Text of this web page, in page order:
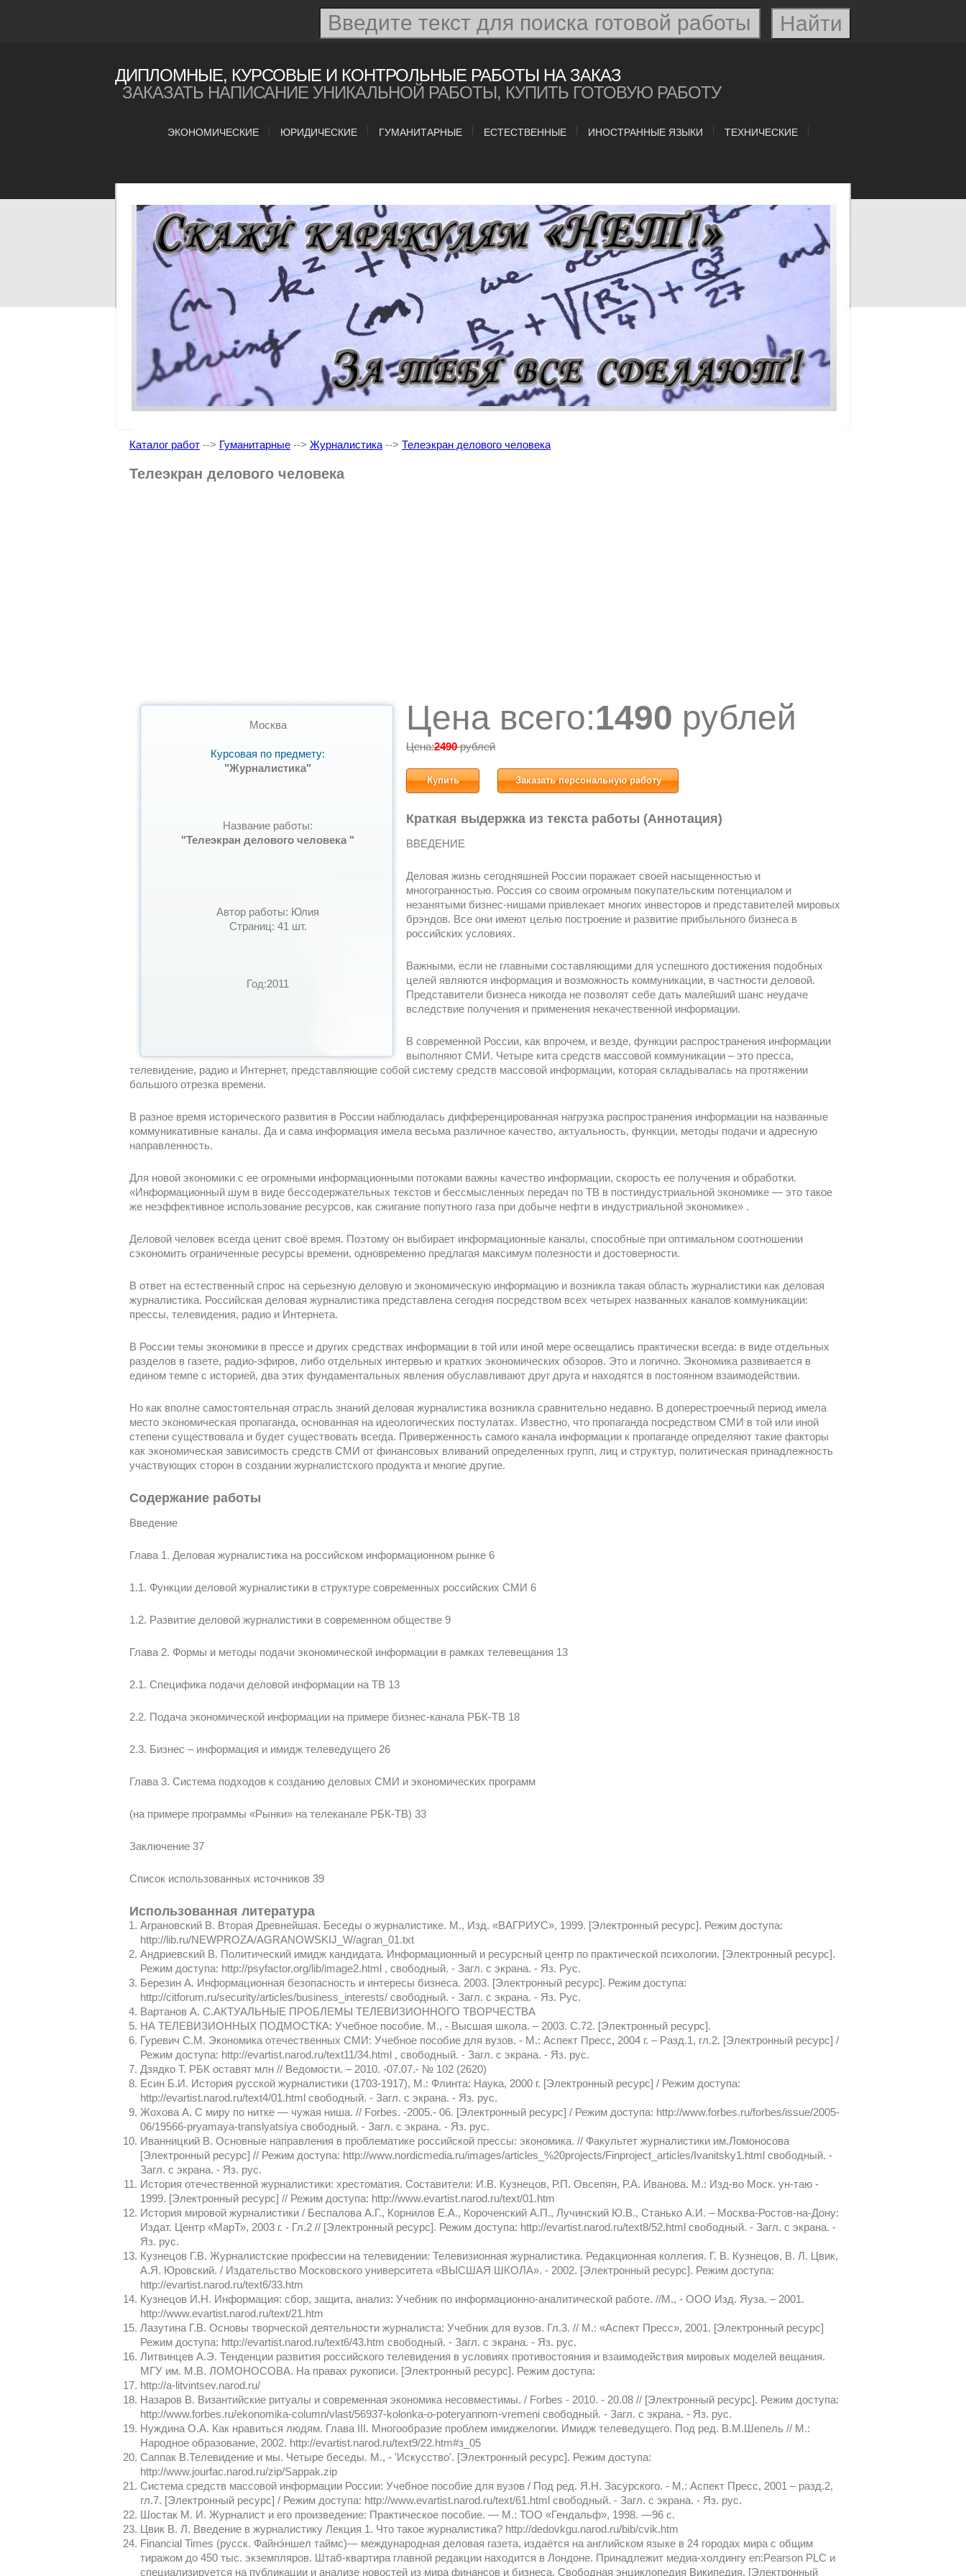
ДИПЛОМНЫЕ, КУРСОВЫЕ И КОНТРОЛЬНЫЕ РАБОТЫ НА ЗАКАЗ
ЗАКАЗАТЬ НАПИСАНИЕ УНИКАЛЬНОЙ РАБОТЫ, КУПИТЬ ГОТОВУЮ РАБОТУ
ЭКОНОМИЧЕСКИЕ ЮРИДИЧЕСКИЕ ГУМАНИТАРНЫЕ ЕСТЕСТВЕННЫЕ ИНОСТРАННЫЕ ЯЗЫКИ ТЕХНИЧЕСКИЕ
Каталог работ --> Гуманитарные --> Журналистика --> Телеэкран делового человека
Телеэкран делового человека
Москва
Курсовая по предмету:
"Журналистика"
Название работы:
"Телеэкран делового человека "
Автор работы: Юлия
Страниц: 41 шт.
Год:2011
Цена всего:1490 рублей
Цена:2490рублей
Купить Заказать персональную работу
Краткая выдержка из текста работы (Аннотация)
ВВЕДЕНИЕ
Деловая жизнь сегодняшней России поражает своей насыщенностью и
многогранностью. Россия со своим огромным покупательским потенциалом и
незанятыми бизнес-нишами привлекает многих инвесторов и представителей мировых
брэндов. Все они имеют целью построение и развитие прибыльного бизнеса в
российских условиях.
Важными, если не главными составляющими для успешного достижения подобных
целей являются информация и возможность коммуникации, в частности деловой.
Представители бизнеса никогда не позволят себе дать малейший шанс неудаче
вследствие получения и применения некачественной информации.
В современной России, как впрочем, и везде, функции распространения информации
выполняют СМИ. Четыре кита средств массовой коммуникации – это пресса,
телевидение, радио и Интернет, представляющие собой систему средств массовой информации, которая складывалась на протяжении
большого отрезка времени.
В разное время исторического развития в России наблюдалась дифференцированная нагрузка распространения информации на названные
коммуникативные каналы. Да и сама информация имела весьма различное качество, актуальность, функции, методы подачи и адресную
направленность.
Для новой экономики с ее огромными информационными потоками важны качество информации, скорость ее получения и обработки.
«Информационный шум в виде бессодержательных текстов и бессмысленных передач по ТВ в постиндустриальной экономике — это такое
же неэффективное использование ресурсов, как сжигание попутного газа при добыче нефти в индустриальной экономике» .
Деловой человек всегда ценит своё время. Поэтому он выбирает информационные каналы, способные при оптимальном соотношении
сэкономить ограниченные ресурсы времени, одновременно предлагая максимум полезности и достоверности.
В ответ на естественный спрос на серьезную деловую и экономическую информацию и возникла такая область журналистики как деловая
журналистика. Российская деловая журналистика представлена сегодня посредством всех четырех названных каналов коммуникации:
прессы, телевидения, радио и Интернета.
В России темы экономики в прессе и других средствах информации в той или иной мере освещались практически всегда: в виде отдельных
разделов в газете, радио-эфиров, либо отдельных интервью и кратких экономических обзоров. Это и логично. Экономика развивается в
едином темпе с историей, два этих фундаментальных явления обуславливают друг друга и находятся в постоянном взаимодействии.
Но как вполне самостоятельная отрасль знаний деловая журналистика возникла сравнительно недавно. В доперестроечный период имела
место экономическая пропаганда, основанная на идеологических постулатах. Известно, что пропаганда посредством СМИ в той или иной
степени существовала и будет существовать всегда. Приверженность самого канала информации к пропаганде определяют такие факторы
как экономическая зависимость средств СМИ от финансовых вливаний определенных групп, лиц и структур, политическая принадлежность
участвующих сторон в создании журналистского продукта и многие другие.
Содержание работы
Введение
Глава 1. Деловая журналистика на российском информационном рынке 6
1.1. Функции деловой журналистики в структуре современных российских СМИ 6
1.2. Развитие деловой журналистики в современном обществе 9
Глава 2. Формы и методы подачи экономической информации в рамках телевещания 13
2.1. Специфика подачи деловой информации на ТВ 13
2.2. Подача экономической информации на примере бизнес-канала РБК-ТВ 18
2.3. Бизнес – информация и имидж телеведущего 26
Глава 3. Система подходов к созданию деловых СМИ и экономических программ
(на примере программы «Рынки» на телеканале РБК-ТВ) 33
Заключение 37
Список использованных источников 39
Использованная литература
Аграновский В. Вторая Древнейшая. Беседы о журналистике. М., Изд. «ВАГРИУС», 1999. [Электронный ресурс]. Режим доступа:
http://lib.ru/NEWPROZA/AGRANOWSKIJ_W/agran_01.txt
Андриевский В. Политический имидж кандидата. Информационный и ресурсный центр по практической психологии. [Электронный ресурс].
Режим доступа: http://psyfactor.org/lib/image2.html , свободный. - Загл. с экрана. - Яз. Рус.
Березин А. Информационная безопасность и интересы бизнеса. 2003. [Электронный ресурс]. Режим доступа:
http://citforum.ru/security/articles/business_interests/ свободный. - Загл. с экрана. - Яз. Рус.
Вартанов А. С.АКТУАЛЬНЫЕ ПРОБЛЕМЫ ТЕЛЕВИЗИОННОГО ТВОРЧЕСТВА
НА ТЕЛЕВИЗИОННЫХ ПОДМОСТКА: Учебное пособие. М., - Высшая школа. – 2003. С.72. [Электронный ресурс].
Гуревич С.М. Экономика отечественных СМИ: Учебное пособие для вузов. - М.: Аспект Пресс, 2004 г. – Разд.1, гл.2. [Электронный ресурс] /
Режим доступа: http://evartist.narod.ru/text11/34.html , свободный. - Загл. с экрана. - Яз. рус.
Дзядко Т. РБК оставят млн // Ведомости. – 2010. -07.07.- № 102 (2620)
Есин Б.И. История русской журналистики (1703-1917), М.: Флинта: Наука, 2000 г. [Электронный ресурс] / Режим доступа:
http://evartist.narod.ru/text4/01.html свободный. - Загл. с экрана. - Яз. рус.
Жохова А. С миру по нитке — чужая ниша. // Forbes. -2005.- 06. [Электронный ресурс] / Режим доступа: http://www.forbes.ru/forbes/issue/2005-
06/19566-pryamaya-translyatsiya свободный. - Загл. с экрана. - Яз. рус.
Иванницкий В. Основные направления в проблематике российской прессы: экономика. // Факультет журналистики им.Ломоносова
[Электронный ресурс] // Режим доступа: http://www.nordicmedia.ru/images/articles_%20projects/Finproject_articles/Ivanitsky1.html свободный. -
Загл. с экрана. - Яз. рус.
История отечественной журналистики: хрестоматия. Составители: И.В. Кузнецов, Р.П. Овсепян, Р.А. Иванова. М.: Изд-во Моск. ун-таю -
1999. [Электронный ресурс] // Режим доступа: http://www.evartist.narod.ru/text/01.htm
История мировой журналистики / Беспалова А.Г., Корнилов Е.А., Короченский А.П., Лучинский Ю.В., Станько А.И. – Москва-Ростов-на-Дону:
Издат. Центр «МарТ», 2003 г. - Гл.2 // [Электронный ресурс]. Режим доступа: http://evartist.narod.ru/text8/52.html свободный. - Загл. с экрана. -
Яз. рус.
Кузнецов Г.В. Журналистские профессии на телевидении: Телевизионная журналистика. Редакционная коллегия. Г. В. Кузнецов, В. Л. Цвик,
А.Я. Юровский. / Издательство Московского университета «ВЫСШАЯ ШКОЛА». - 2002. [Электронный ресурс]. Режим доступа:
http://evartist.narod.ru/text6/33.htm
Кузнецов И.Н. Информация: сбор, защита, анализ: Учебник по информационно-аналитической работе. //М., - ООО Изд. Яуза. – 2001.
http://www.evartist.narod.ru/text/21.htm
Лазутина Г.В. Основы творческой деятельности журналиста: Учебник для вузов. Гл.3. // М.: «Аспект Пресс», 2001. [Электронный ресурс]
Режим доступа: http://evartist.narod.ru/text6/43.htm свободный. - Загл. с экрана. - Яз. рус.
Литвинцев А.Э. Тенденции развития российского телевидения в условиях противостояния и взаимодействия мировых моделей вещания.
МГУ им. М.В. ЛОМОНОСОВА. На правах рукописи. [Электронный ресурс]. Режим доступа:
http://a-litvintsev.narod.ru/
Назаров В. Византийские ритуалы и современная экономика несовместимы. / Forbes - 2010. - 20.08 // [Электронный ресурс]. Режим доступа:
http://www.forbes.ru/ekonomika-column/vlast/56937-kolonka-o-poteryannom-vremeni свободный. - Загл. с экрана. - Яз. рус.
Нуждина О.А. Как нравиться людям. Глава III. Многообразие проблем имиджелогии. Имидж телеведущего. Под ред. В.М.Шепель // М.:
Народное образование, 2002. http://evartist.narod.ru/text9/22.htm#з_05
Саппак В.Телевидение и мы. Четыре беседы. М., - 'Искусство'. [Электронный ресурс]. Режим доступа:
http://www.jourfac.narod.ru/zip/Sappak.zip
Система средств массовой информации России: Учебное пособие для вузов / Под ред. Я.Н. Засурского. - М.: Аспект Пресс, 2001 – разд.2,
гл.7. [Электронный ресурс] / Режим доступа: http://www.evartist.narod.ru/text/61.html свободный. - Загл. с экрана. - Яз. рус.
Шостак М. И. Журналист и его произведение: Практическое пособие. — М.: ТОО «Гендальф», 1998. —96 с.
Цвик В. Л. Введение в журналистику Лекция 1. Что такое журналистика? http://dedovkgu.narod.ru/bib/cvik.htm
Financial Times (русск. Файнэ́ншел таймс)— международная деловая газета, издаётся на английском языке в 24 городах мира с общим
тиражом до 450 тыс. экземпляров. Штаб-квартира главной редакции находится в Лондоне. Принадлежит медиа-холдингу en:Pearson PLC и
специализируется на публикации и анализе новостей из мира финансов и бизнеса. Свободная энциклопедия Википедия. [Электронный